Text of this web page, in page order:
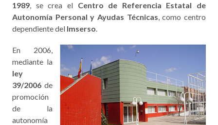
1989, se crea el Centro de Referencia Estatal de
Autonomía Personal y Ayudas Técnicas, como centro
dependiente del Imserso.
En 2006,
mediante la
ley
39/2006 de
promoción
de la
autonomía